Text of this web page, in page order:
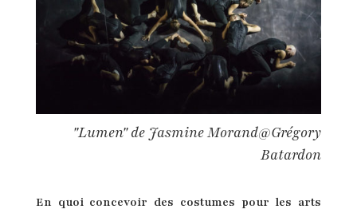
"Lumen" de Jasmine Morand@Grégory
Batardon
En quoi concevoir des costumes pour les arts